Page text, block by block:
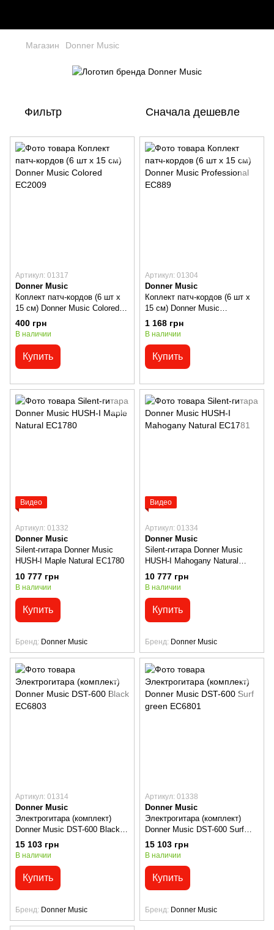
Магазин Donner Music
Фильтр Сначала дешевле
Артикул: 01317
Donner Music
Коплект патч-кордов (6 шт x
15 см) Donner Music Colored
EC2009
400 грн
В наличии
Купить
Артикул: 01304
Donner Music
Коплект патч-кордов (6 шт x
15 см) Donner Music
Professional EC889
1 168 грн
В наличии
Купить
Видео
Артикул: 01332
Donner Music
Silent-гитара Donner Music
HUSH-I Maple Natural EC1780
10 777 грн
В наличии
Купить
Бренд Donner Music
Видео
Артикул: 01334
Donner Music
Silent-гитара Donner Music
HUSH-I Mahogany Natural
EC1781
10 777 грн
В наличии
Купить
Бренд Donner Music
Артикул: 01314
Donner Music
Электрогитара (комплект)
Donner Music DST-600 Black
EC6803
15 103 грн
В наличии
Купить
Бренд Donner Music
Артикул: 01338
Donner Music
Электрогитара (комплект)
Donner Music DST-600 Surf
green EC6801
15 103 грн
В наличии
Купить
Бренд Donner Music